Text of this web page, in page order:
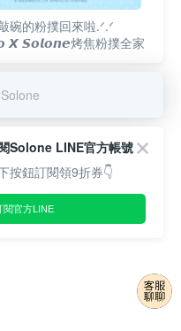
碗的粉撲回來啦.ᐟ‪‪.ᐟ
𝙓 𝙎𝙤𝙡𝙤𝙣𝙚烤焦粉撲全家
Solone LINE官方帳號
按鈕訂閱領9折券👇
閱官方LINE